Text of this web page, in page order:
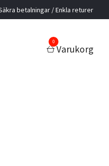
betalningar / Enkla returer
0
Varukorg